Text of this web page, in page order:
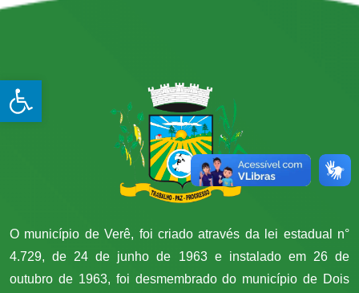
Open toolbar
O município de Verê, foi criado através da lei estadual n°
4.729, de 24 de junho de 1963 e instalado em 26 de
outubro de 1963, foi desmembrado do município de Dois